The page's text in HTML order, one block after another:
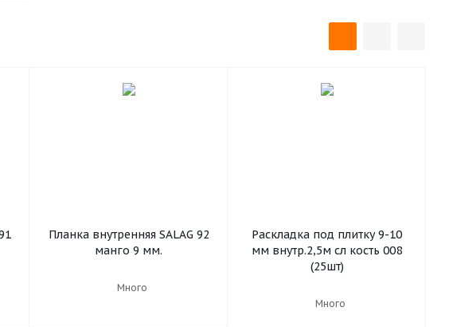
Планка внутренняя SALAG 92
манго 9 мм.
Много
Раскладка под плитку 9-10
мм внутр.2,5м сл кость 008
(25шт)
Много